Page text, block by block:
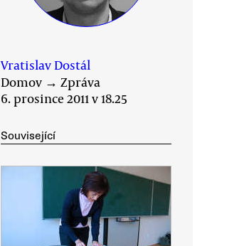
Vratislav Dostál
Domov → Zpráva
6. prosince 2011 v 18.25
Související